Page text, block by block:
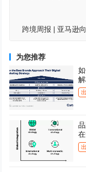
跨境周报 | 亚马逊
为您推荐